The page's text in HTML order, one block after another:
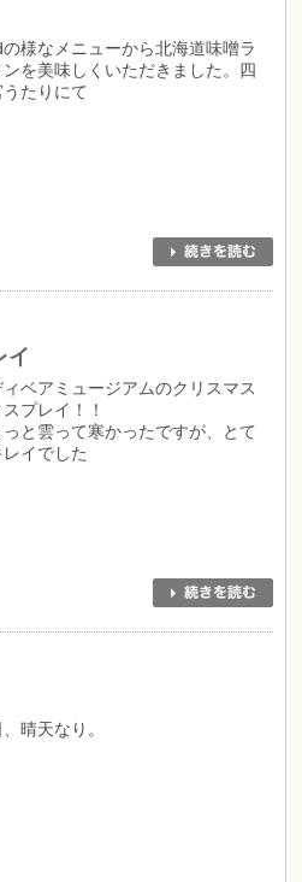
の様なメニューから北海道味噌ラ
ンを美味しくいただきました。四
うたりにて
イ
ィベアミュージアムのクリスマス
プレイ！！
っと雲って寒かったですが、とて
レイでした
晴天なり。